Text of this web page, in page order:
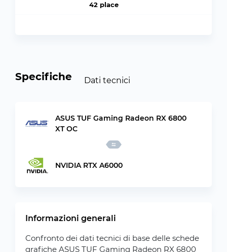
42 place
Specifiche Dati tecnici
ASUS TUF Gaming Radeon RX 6800
XT OC
NVIDIA RTX A6000
Informazioni generali
Confronto dei dati tecnici di base delle schede
grafiche ASUS TUF Gaming Radeon RX 6800